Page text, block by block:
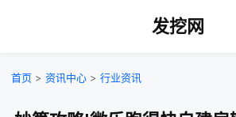
发挖网
首页 > 资讯中心 > 行业资讯